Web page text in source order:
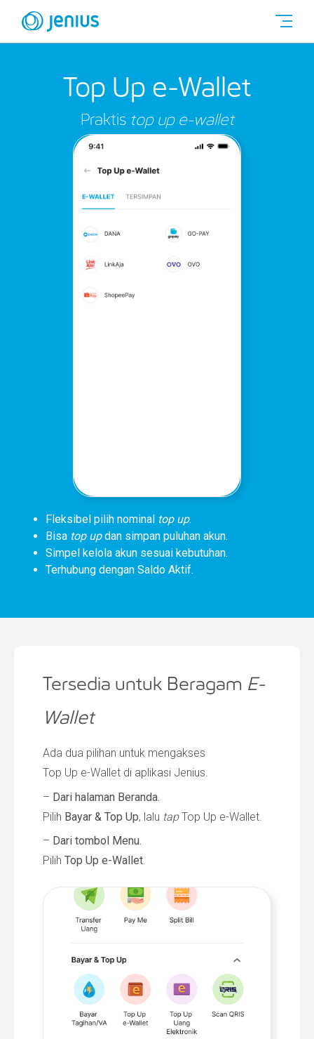
Top Up e-Wallet
Praktis top up e-wallet
Fleksibel pilih nominal top up.
Bisa top updan simpan puluhan akun.
Simpel kelola akun sesuai kebutuhan.
Terhubung dengan Saldo Aktif.
Tersedia untuk Beragam E-
Wallet
Ada dua pilihan untuk mengakses
Top Up e-Wallet di aplikasi Jenius.
– Dari halaman Beranda.
Pilih Bayar & Top Up, lalu tapTop Up e-Wallet.
– Dari tombol Menu.
PilihTop Up e-Wallet.